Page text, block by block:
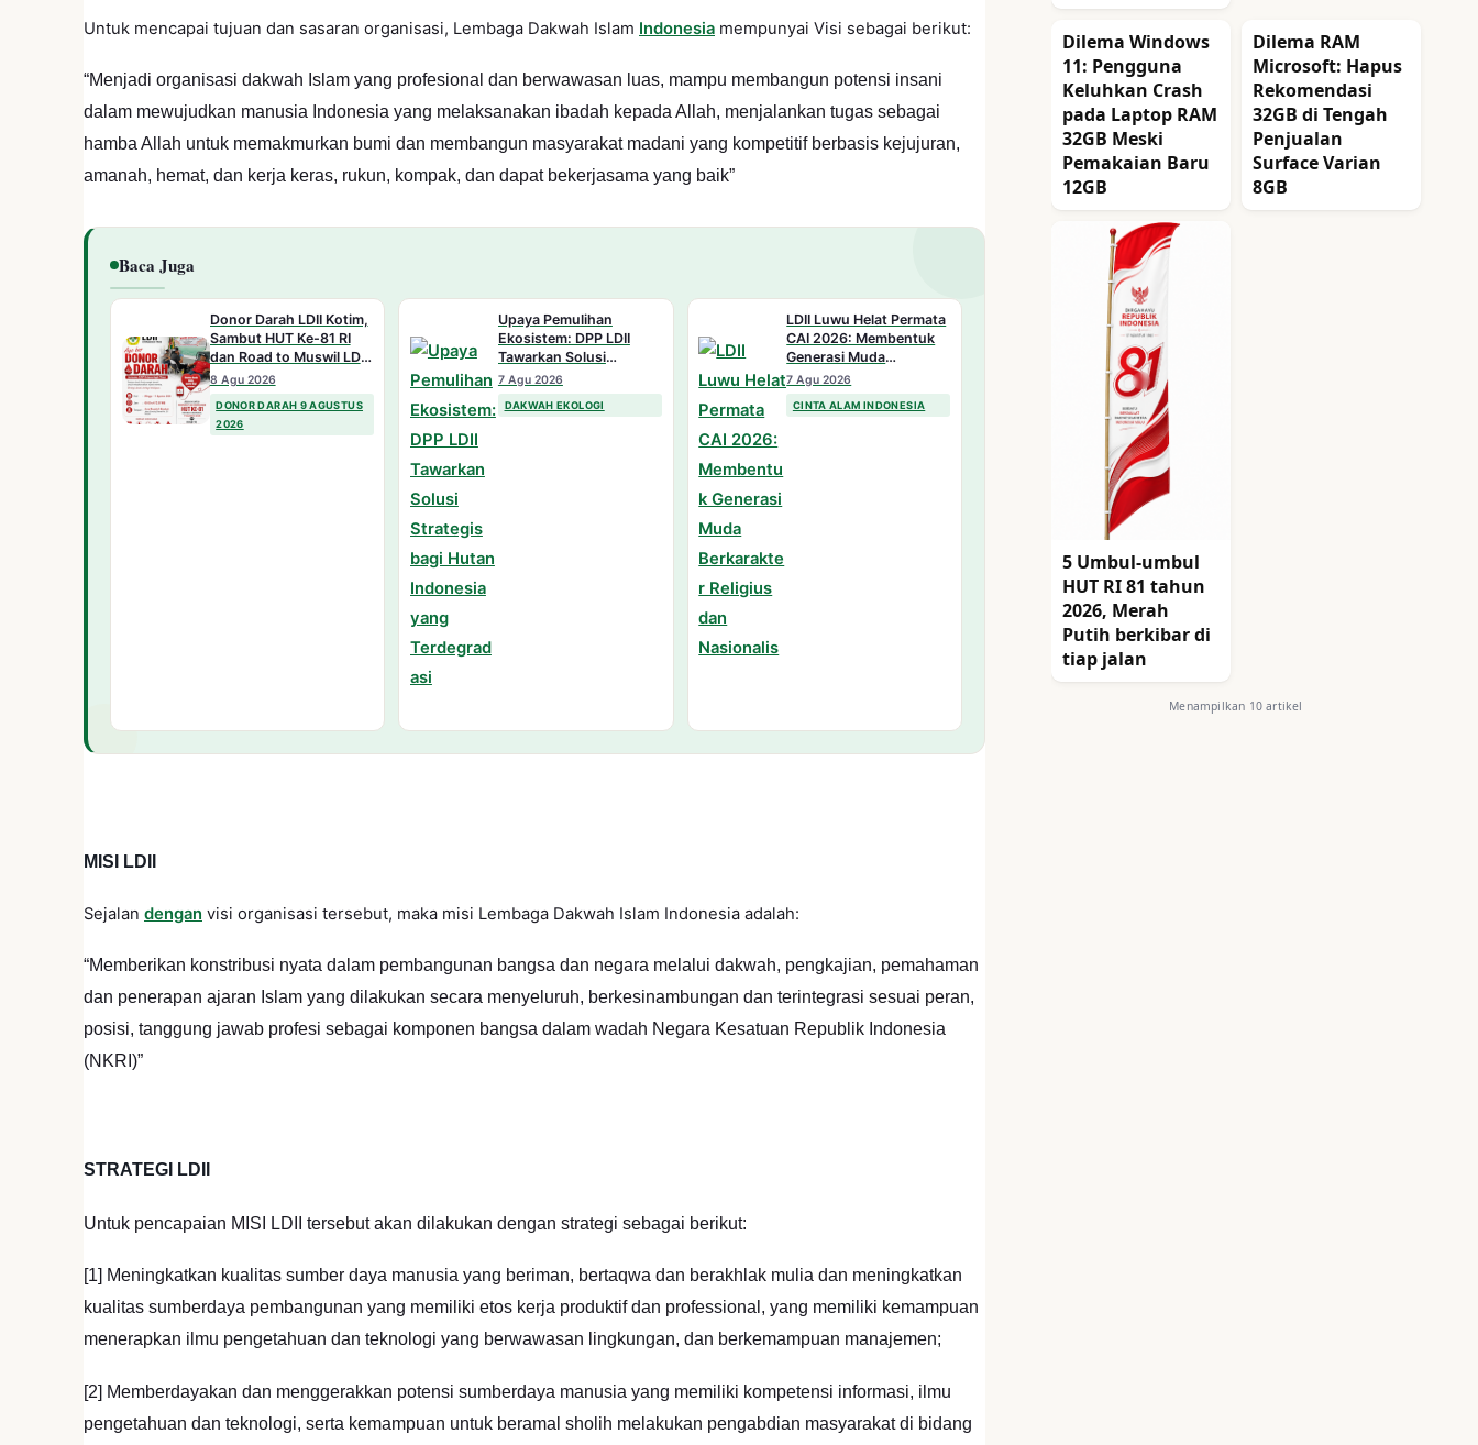
Untuk mencapai tujuan dan sasaran organisasi, Lembaga Dakwah Islam Indonesia mempunyai Visi sebagai berikut:
“Menjadi organisasi dakwah Islam yang profesional dan berwawasan luas, mampu membangun potensi insani
dalam mewujudkan manusia Indonesia yang melaksanakan ibadah kepada Allah, menjalankan tugas sebagai
hamba Allah untuk memakmurkan bumi dan membangun masyarakat madani yang kompetitif berbasis kejujuran,
amanah, hemat, dan kerja keras, rukun, kompak, dan dapat bekerjasama yang baik”
Baca Juga
Donor Darah LDII Kotim,
Sambut HUT Ke-81 RI
dan Road to Muswil LDII
Kalteng 2026
8 Agu 2026
DONOR DARAH 9 AGUSTUS
2026
Upaya Pemulihan
Ekosistem: DPP LDII
Tawarkan Solusi
Strategis bagi Hutan
Indonesia yang
Terdegradasi
7 Agu 2026
DAKWAH EKOLOGI
LDII Luwu Helat Permata
CAI 2026: Membentuk
Generasi Muda
Berkarakter Religius dan
Nasionalis
7 Agu 2026
CINTA ALAM INDONESIA
MISI LDII
Sejalan dengan visi organisasi tersebut, maka misi Lembaga Dakwah Islam Indonesia adalah:
“Memberikan konstribusi nyata dalam pembangunan bangsa dan negara melalui dakwah, pengkajian, pemahaman
dan penerapan ajaran Islam yang dilakukan secara menyeluruh, berkesinambungan dan terintegrasi sesuai peran,
posisi, tanggung jawab profesi sebagai komponen bangsa dalam wadah Negara Kesatuan Republik Indonesia
(NKRI)”
STRATEGI LDII
Untuk pencapaian MISI LDII tersebut akan dilakukan dengan strategi sebagai berikut:
[1] Meningkatkan kualitas sumber daya manusia yang beriman, bertaqwa dan berakhlak mulia dan meningkatkan
kualitas sumberdaya pembangunan yang memiliki etos kerja produktif dan professional, yang memiliki kemampuan
menerapkan ilmu pengetahuan dan teknologi yang berwawasan lingkungan, dan berkemampuan manajemen;
[2] Memberdayakan dan menggerakkan potensi sumberdaya manusia yang memiliki kompetensi informasi, ilmu
pengetahuan dan teknologi, serta kemampuan untuk beramal sholih melakukan pengabdian masyarakat di bidang
Dilema Windows
11: Pengguna
Keluhkan Crash
pada Laptop RAM
32GB Meski
Pemakaian Baru
12GB
Dilema RAM
Microsoft: Hapus
Rekomendasi
32GB di Tengah
Penjualan
Surface Varian
8GB
5 Umbul-umbul
HUT RI 81 tahun
2026, Merah
Putih berkibar di
tiap jalan
Menampilkan 10 artikel